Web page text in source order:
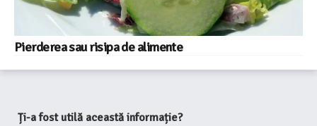
Pierderea sau risipa de alimente
Ți-a fost utilă această informație?